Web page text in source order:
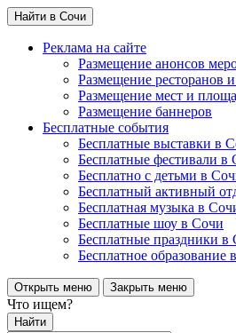
Найти в Сочи
Реклама на сайте
Размещение анонсов
Размещение ресторанов
Размещение мест и
Размещение баннеров
Бесплатные события
Бесплатные выставки в
Бесплатные фестивали в
Бесплатно с детьми в
Бесплатный активный
Бесплатная музыка в
Бесплатные шоу в Сочи
Бесплатные праздники в
Бесплатное образование
Открыть меню Закрыть меню
Что ищем?
Найти